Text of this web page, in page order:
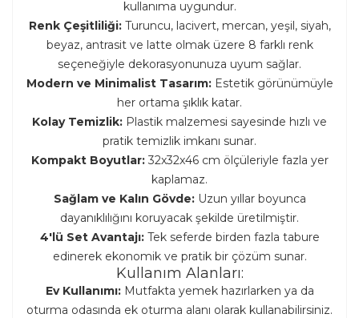
kullanıma uygundur.
Renk Çeşitliliği:Turuncu, lacivert, mercan, yeşil, siyah,
beyaz, antrasit ve latte olmak üzere 8 farklı renk
seçeneğiyle dekorasyonunuza uyum sağlar.
Modern ve Minimalist Tasarım:Estetik görünümüyle
her ortama şıklık katar.
Kolay Temizlik: Plastik malzemesi sayesinde hızlı ve
pratik temizlik imkanı sunar.
Kompakt Boyutlar:32x32x46 cm ölçüleriyle fazla yer
kaplamaz.
Sağlam ve Kalın Gövde:Uzun yıllar boyunca
dayanıklılığını koruyacak şekilde üretilmiştir.
4'lü Set Avantajı:Tek seferde birden fazla tabure
edinerek ekonomik ve pratik bir çözüm sunar.
Kullanım Alanları:
Ev Kullanımı:Mutfakta yemek hazırlarken ya da
oturma odasında ek oturma alanı olarak kullanabilirsiniz.